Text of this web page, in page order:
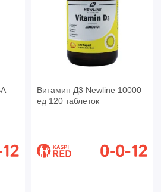
Витамин Д3 Newline 10000
ед 120 таблеток